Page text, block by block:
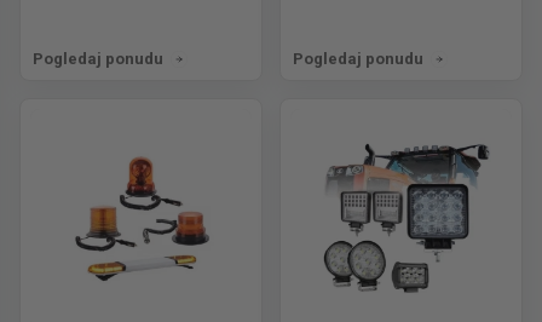
Pogledaj ponudu Pogledaj ponudu